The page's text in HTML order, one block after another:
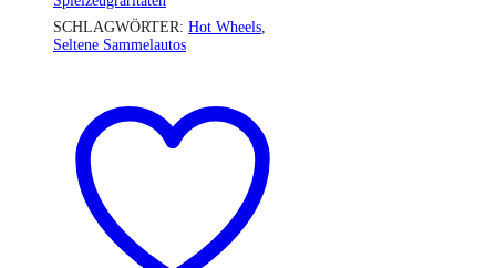
SCHLAGWÖRTER: Hot Wheels,
Seltene Sammelautos